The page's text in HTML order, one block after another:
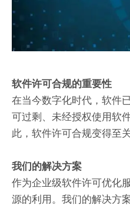
软件许可合规的重要性
在当今数字化时代，软件
可过剩、未经授权使用软
此，软件许可合规变得至
我们的解决方案
作为企业级软件许可优化
源的利用。我们的解决方